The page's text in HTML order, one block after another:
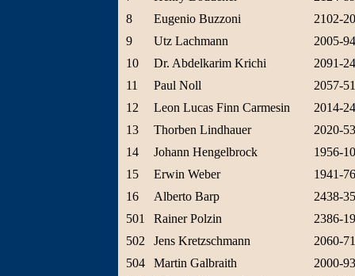
8
Eugenio Buzzoni
2102-
9
Utz Lachmann
2005-
10
Dr. Abdelkarim Krichi
2091-
11
Paul Noll
2057-
12
Leon Lucas Finn Carmesin
2014-
13
Thorben Lindhauer
2020-
14
Johann Hengelbrock
1956-
15
Erwin Weber
1941-
16
Alberto Barp
2438-
501
Rainer Polzin
2386-
502
Jens Kretzschmann
2060-
504
Martin Galbraith
2000-